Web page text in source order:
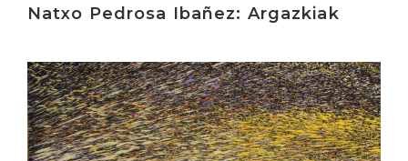
Natxo Pedrosa Ibañez: Argazkiak
Irakurri